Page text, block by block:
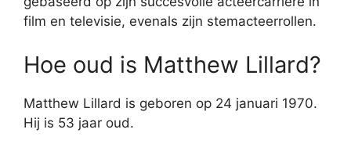
film en televisie, evenals zijn stemacteerrollen.
Hoe oud is Matthew Lillard?
Matthew Lillard is geboren op 24 januari 1970.
Hij is 53 jaar oud.